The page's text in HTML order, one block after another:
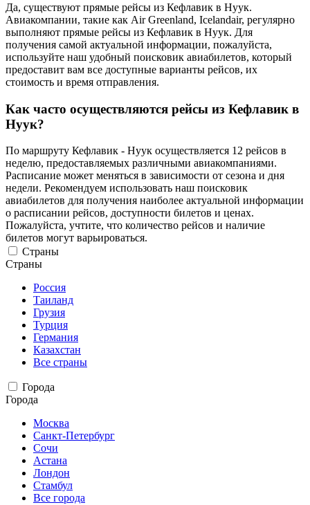
Да, существуют прямые рейсы из Кефлавик в Нуук.
Авиакомпании, такие как Air Greenland, Icelandair, регулярно
выполняют прямые рейсы из Кефлавик в Нуук. Для
получения самой актуальной информации, пожалуйста,
используйте наш удобный поисковик авиабилетов, который
предоставит вам все доступные варианты рейсов, их
стоимость и время отправления.
Как часто осуществляются рейсы из Кефлавик в
Нуук?
По маршруту Кефлавик - Нуук осуществляется 12 рейсов в
неделю, предоставляемых различными авиакомпаниями.
Расписание может меняться в зависимости от сезона и дня
недели. Рекомендуем использовать наш поисковик
авиабилетов для получения наиболее актуальной информации
о расписании рейсов, доступности билетов и ценах.
Пожалуйста, учтите, что количество рейсов и наличие
билетов могут варьироваться.
Страны
Страны
Россия
Таиланд
Грузия
Турция
Германия
Казахстан
Все страны
Города
Города
Москва
Санкт-Петербург
Сочи
Астана
Лондон
Стамбул
Все города